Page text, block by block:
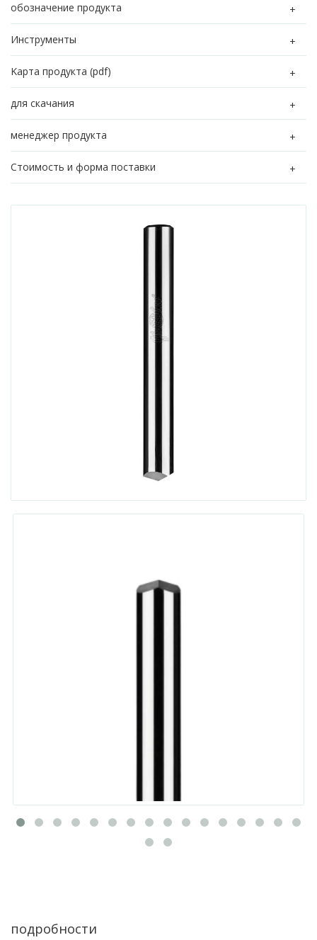
обозначение продукта
Инструменты
Kарта продукта (pdf)
для скачания
менеджер продукта
Стоимость и форма поставки
подробности